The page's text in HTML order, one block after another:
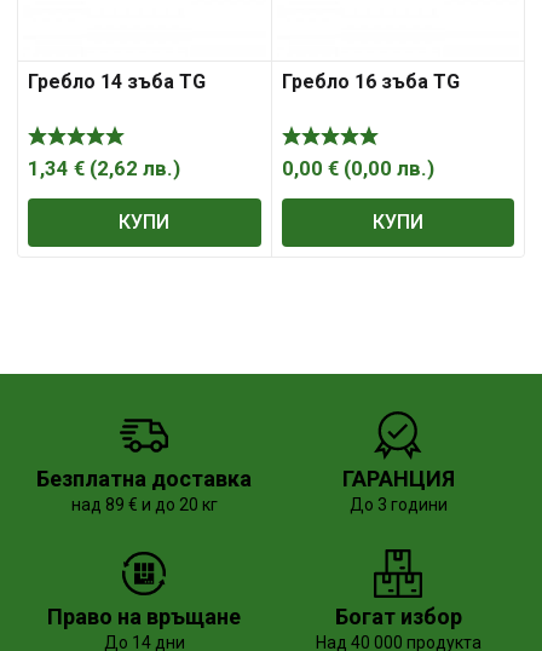
Гребло 14 зъба TG
1,34 € (2,62 лв.)
КУПИ
Гребло 16 зъба TG
0,00 € (0,00 лв.)
КУПИ
Безплатна доставка
над 89 € и до 20 кг
ГАРАНЦИЯ
До 3 години
Право на връщане
До 14 дни
Богат избор
Над 40 000 продукта